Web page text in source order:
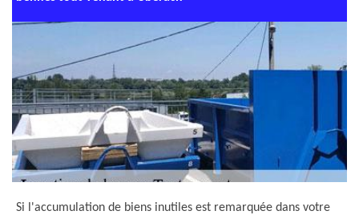
Si l'accumulation de biens inutiles est remarquée dans votre